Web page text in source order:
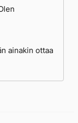
ainakin ottaa